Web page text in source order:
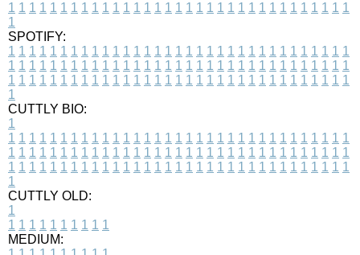
1 1 1 1 1 1 1 1 1 1 1 1 1 1 1 1 1 1 1 1 1 1 1 1 1 1 1 1 1 1 1 1 1
1
SPOTIFY:
1 1 1 1 1 1 1 1 1 1 1 1 1 1 1 1 1 1 1 1 1 1 1 1 1 1 1 1 1 1 1 1 1
1 1 1 1 1 1 1 1 1 1 1 1 1 1 1 1 1 1 1 1 1 1 1 1 1 1 1 1 1 1 1 1 1
1 1 1 1 1 1 1 1 1 1 1 1 1 1 1 1 1 1 1 1 1 1 1 1 1 1 1 1 1 1 1 1 1
1
CUTTLY BIO:
1
1 1 1 1 1 1 1 1 1 1 1 1 1 1 1 1 1 1 1 1 1 1 1 1 1 1 1 1 1 1 1 1 1
1 1 1 1 1 1 1 1 1 1 1 1 1 1 1 1 1 1 1 1 1 1 1 1 1 1 1 1 1 1 1 1 1
1 1 1 1 1 1 1 1 1 1 1 1 1 1 1 1 1 1 1 1 1 1 1 1 1 1 1 1 1 1 1 1 1
1
CUTTLY OLD:
1
1 1 1 1 1 1 1 1 1 1
MEDIUM: